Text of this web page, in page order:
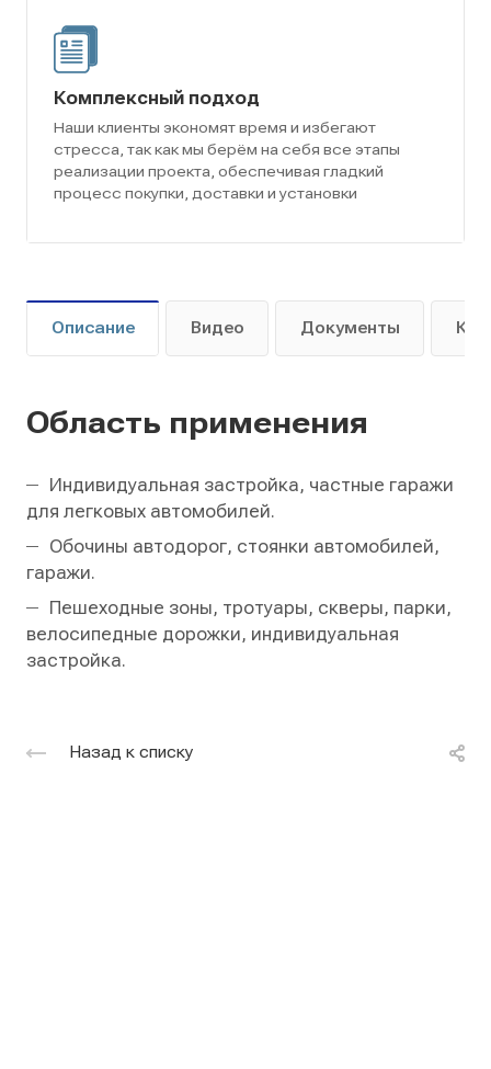
Комплексный подход
Наши клиенты экономят время и избегают
стресса, так как мы берём на себя все этапы
реализации проекта, обеспечивая гладкий
процесс покупки, доставки и установки
Описание Видео Документы Как
Область применения
Индивидуальная застройка, частные гаражи
для легковых автомобилей.
Обочины автодорог, стоянки автомобилей,
гаражи.
Пешеходные зоны, тротуары, скверы, парки,
велосипедные дорожки, индивидуальная
застройка.
Назад к списку